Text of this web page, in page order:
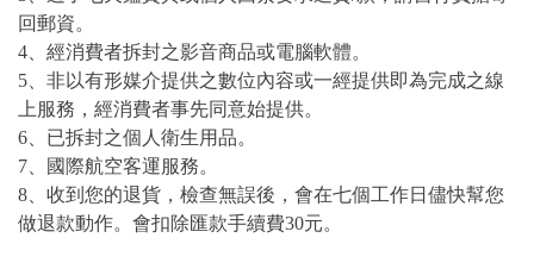
回郵資。
4、經消費者拆封之影音商品或電腦軟體。
5、非以有形媒介提供之數位內容或一經提供即為完成之線
上服務，經消費者事先同意始提供。
6、已拆封之個人衛生用品。
7、國際航空客運服務。
8、收到您的退貨，檢查無誤後，會在七個工作日儘快幫您
做退款動作。會扣除匯款手續費30元。